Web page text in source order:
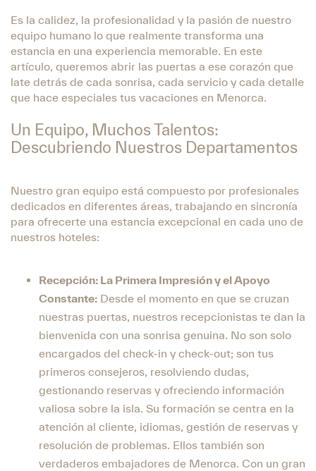
Es la calidez, la profesionalidad y la pasión de nuestro
equipo humano lo que realmente transforma una
estancia en una experiencia memorable. En este
artículo, queremos abrir las puertas a ese corazón que
late detrás de cada sonrisa, cada servicio y cada detalle
que hace especiales tus vacaciones en Menorca.
Un Equipo, Muchos Talentos:
Descubriendo Nuestros Departamentos
Nuestro gran equipo está compuesto por profesionales
dedicados en diferentes áreas, trabajando en sincronía
para ofrecerte una estancia excepcional en cada uno de
nuestros hoteles:
Recepción: La Primera Impresión y el Apoyo
Constante: Desde el momento en que se cruzan
nuestras puertas, nuestros recepcionistas te dan la
bienvenida con una sonrisa genuina. No son solo
encargados del check-in y check-out; son tus
primeros consejeros, resolviendo dudas,
gestionando reservas y ofreciendo información
valiosa sobre la isla. Su formación se centra en la
atención al cliente, idiomas, gestión de reservas y
resolución de problemas. Ellos también son
verdaderos embajadores de Menorca. Con un gran